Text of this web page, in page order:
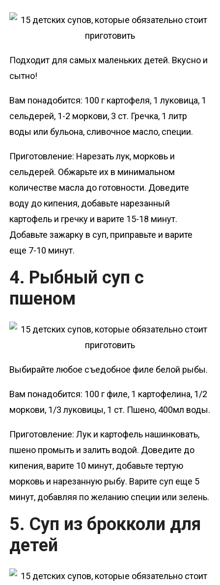
Подходит для самых маленьких детей. Вкусно и
сытно!
Вам понадобится: 100 г картофеля, 1 луковица, 1
сельдерей, 1-2 моркови, 3 ст. Гречка, 1 литр
воды или бульона, сливочное масло, специи.
Приготовление: Нарезать лук, морковь и
сельдерей. Обжарьте их в минимальном
количестве масла до готовности. Доведите
воду до кипения, добавьте нарезанный
картофель и гречку и варите 15-18 минут.
Добавьте зажарку в суп, приправьте и варите
еще 7-10 минут.
4. Рыбный суп с
пшеном
Выбирайте любое съедобное филе белой рыбы.
Вам понадобится: 100 г филе, 1 картофелина, 1/2
моркови, 1/3 луковицы, 1 ст. Пшено, 400мл воды.
Приготовление: Лук и картофель нашинковать,
пшено промыть и залить водой. Доведите до
кипения, варите 10 минут, добавьте тертую
морковь и нарезанную рыбу. Варите суп еще 5
минут, добавляя по желанию специи или зелень.
5. Суп из брокколи для
детей